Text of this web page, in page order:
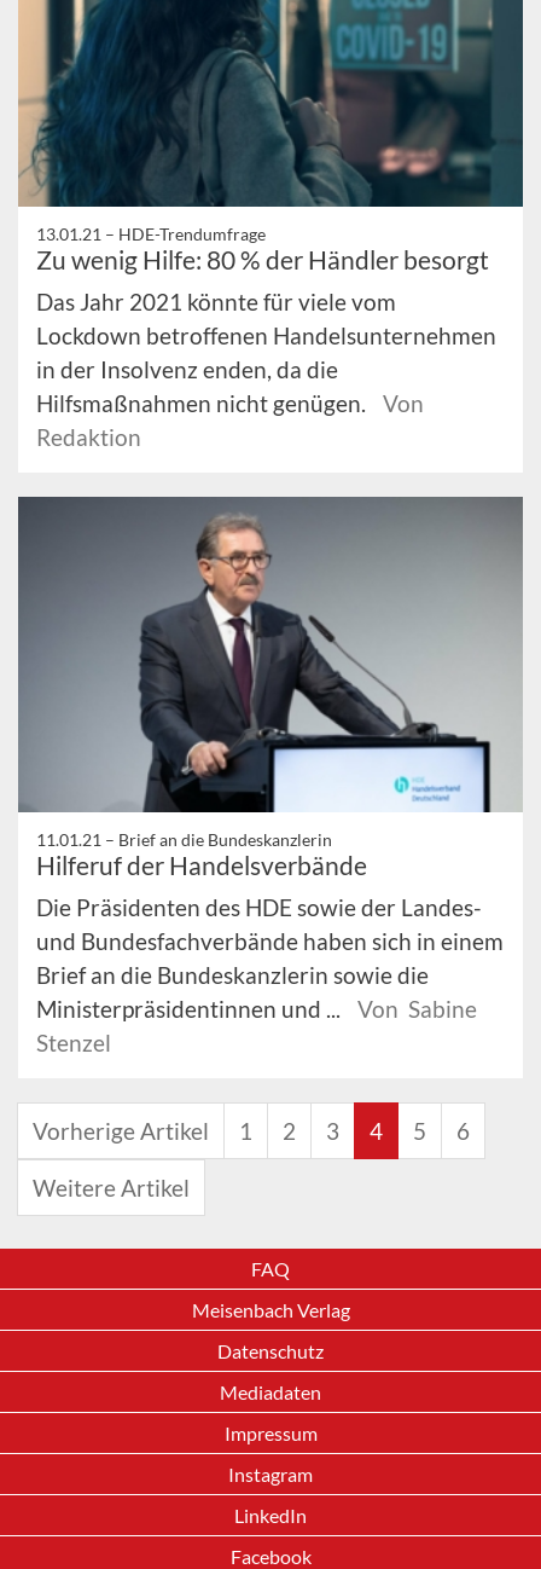
13.01.21 – HDE-Trendumfrage
Zu wenig Hilfe: 80 % der Händler besorgt
Das Jahr 2021 könnte für viele vom
Lockdown betroffenen Handelsunternehmen
in der Insolvenz enden, da die
Hilfsmaßnahmen nicht genügen.
Von
Redaktion
11.01.21 – Brief an die Bundeskanzlerin
Hilferuf der Handelsverbände
Die Präsidenten des HDE sowie der Landes-
und Bundesfachverbände haben sich in einem
Brief an die Bundeskanzlerin sowie die
Ministerpräsidentinnen und ...
Von Sabine
Stenzel
Vorherige Artikel 1 2 3 4 5 6
Weitere Artikel
FAQ
Meisenbach Verlag
Datenschutz
Mediadaten
Impressum
Instagram
LinkedIn
Facebook